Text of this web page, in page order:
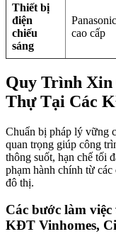
Thiết bị
điện
chiếu
sáng
Panasonic
cao cấp
Quy Trình Xin
Thự Tại Các
Chuẩn bị pháp lý vững
quan trọng giúp công
thông suốt, hạn chế tối
phạm hành chính từ
đô thị.
Các bước làm
KĐT Vinhomes,